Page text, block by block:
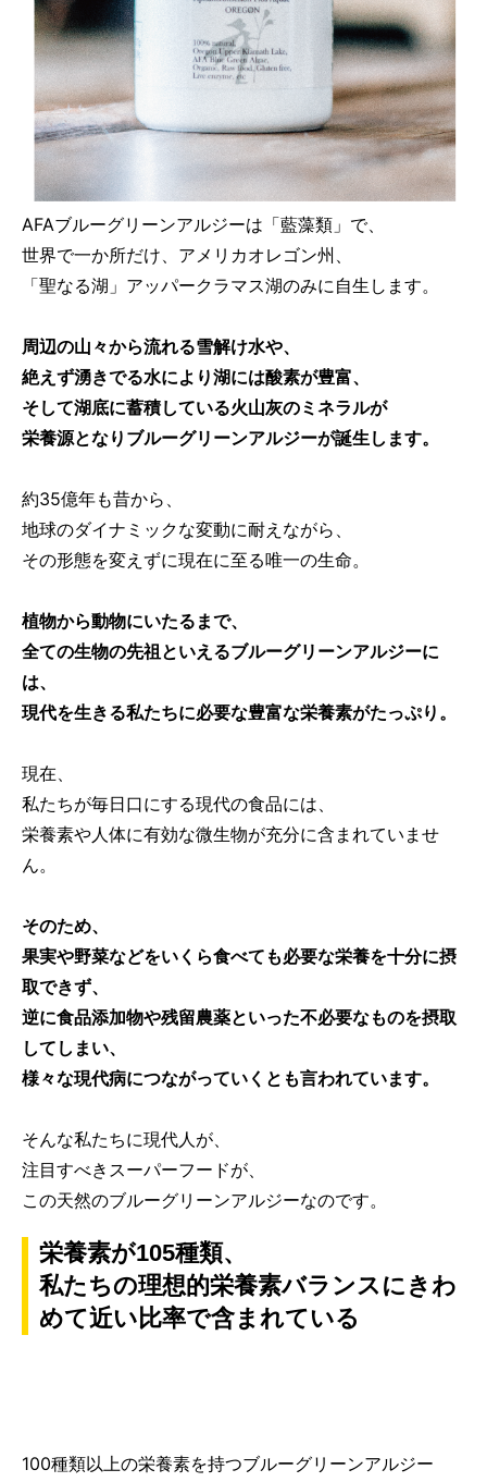
AFAブルーグリーンアルジーは「藍藻類」で、
世界で一か所だけ、アメリカオレゴン州、
「聖なる湖」アッパークラマス湖のみに自生します。
周辺の山々から流れる雪解け水や、
絶えず湧きでる水により湖には酸素が豊富、
そして湖底に蓄積している火山灰のミネラルが
栄養源となりブルーグリーンアルジーが誕生します。
約35億年も昔から、
地球のダイナミックな変動に耐えながら、
その形態を変えずに現在に至る唯一の生命。
植物から動物にいたるまで、
全ての生物の先祖といえるブルーグリーンアルジーに
は、
現代を生きる私たちに必要な豊富な栄養素がたっぷり。
現在、
私たちが毎日口にする現代の食品には、
栄養素や人体に有効な微生物が充分に含まれていませ
ん。
そのため、
果実や野菜などをいくら食べても必要な栄養を十分に摂
取できず、
逆に食品添加物や残留農薬といった不必要なものを摂取
してしまい、
様々な現代病につながっていくとも言われています。
そんな私たちに現代人が、
注目すべきスーパーフードが、
この天然のブルーグリーンアルジーなのです。
栄養素が105種類、
私たちの理想的栄養素バランスにきわ
めて近い比率で含まれている
100種類以上の栄養素を持つブルーグリーンアルジー